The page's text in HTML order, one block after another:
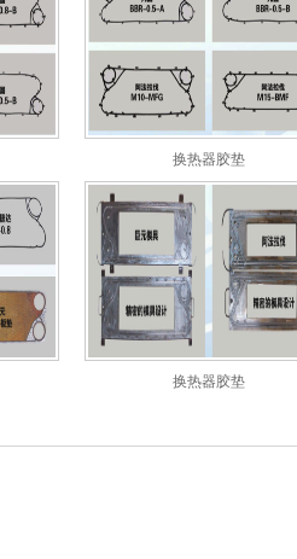
换热器胶垫
换热器胶垫